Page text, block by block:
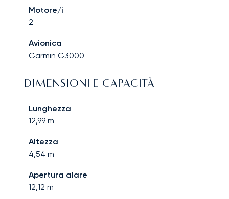
Motore/i
2
Avionica
Garmin G3000
DIMENSIONI E CAPACITÀ
Lunghezza
12,99 m
Altezza
4,54 m
Apertura alare
12,12 m